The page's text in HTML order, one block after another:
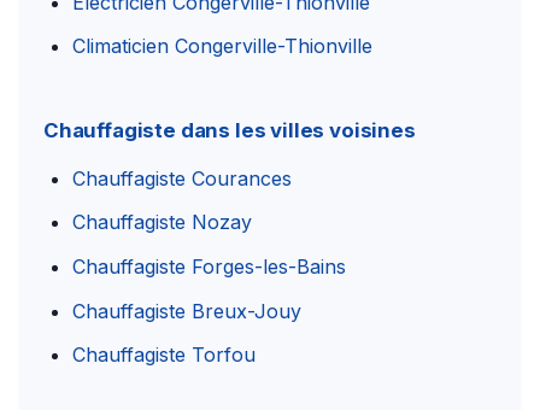
Climaticien Congerville-Thionville
Chauffagiste dans les villes voisines
Chauffagiste Courances
Chauffagiste Nozay
Chauffagiste Forges-les-Bains
Chauffagiste Breux-Jouy
Chauffagiste Torfou